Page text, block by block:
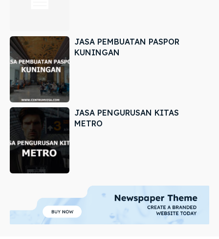
JASA PEMBUATAN PASPOR
KUNINGAN
JASA PENGURUSAN KITAS
METRO